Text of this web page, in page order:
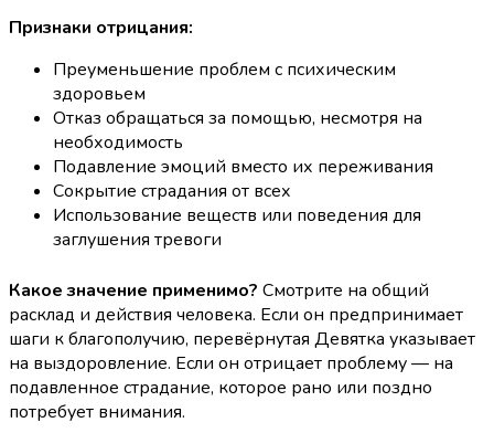
Признаки отрицания:
Преуменьшение проблем с психическим
здоровьем
Отказ обращаться за помощью, несмотря на
необходимость
Подавление эмоций вместо их переживания
Сокрытие страдания от всех
Использование веществ или поведения для
заглушения тревоги
Какое значение применимо? Смотрите на общий
расклад и действия человека. Если он предпринимает
шаги к благополучию, перевёрнутая Девятка указывает
на выздоровление. Если он отрицает проблему — на
подавленное страдание, которое рано или поздно
потребует внимания.